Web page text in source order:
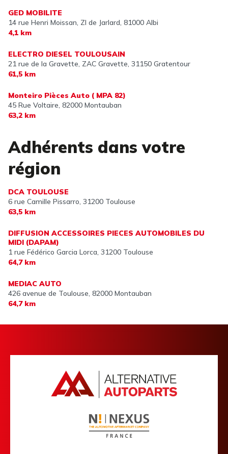
GED MOBILITE
14 rue Henri Moissan, ZI de Jarlard, 81000 Albi
4,1 km
ELECTRO DIESEL TOULOUSAIN
21 rue de la Gravette, ZAC Gravette, 31150 Gratentour
61,5 km
Monteiro Pièces Auto ( MPA 82)
45 Rue Voltaire, 82000 Montauban
63,2 km
Adhérents dans votre
région
DCA TOULOUSE
6 rue Camille Pissarro, 31200 Toulouse
63,5 km
DIFFUSION ACCESSOIRES PIECES AUTOMOBILES DU
MIDI (DAPAM)
1 rue Fédérico Garcia Lorca, 31200 Toulouse
64,7 km
MEDIAC AUTO
426 avenue de Toulouse, 82000 Montauban
64,7 km